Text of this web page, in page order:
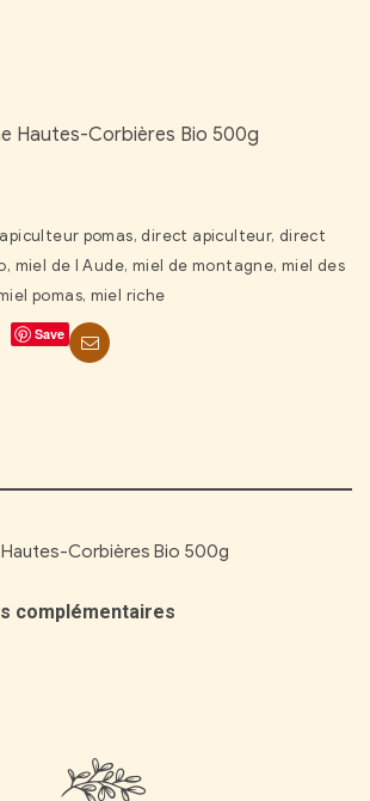
Hautes-Corbières Bio 500g
apiculteur pomas, direct apiculteur, direct
, miel de l Aude, miel de montagne, miel des
pomas, miel riche
Save
Courriel
Corbières Bio 500g
complémentaires